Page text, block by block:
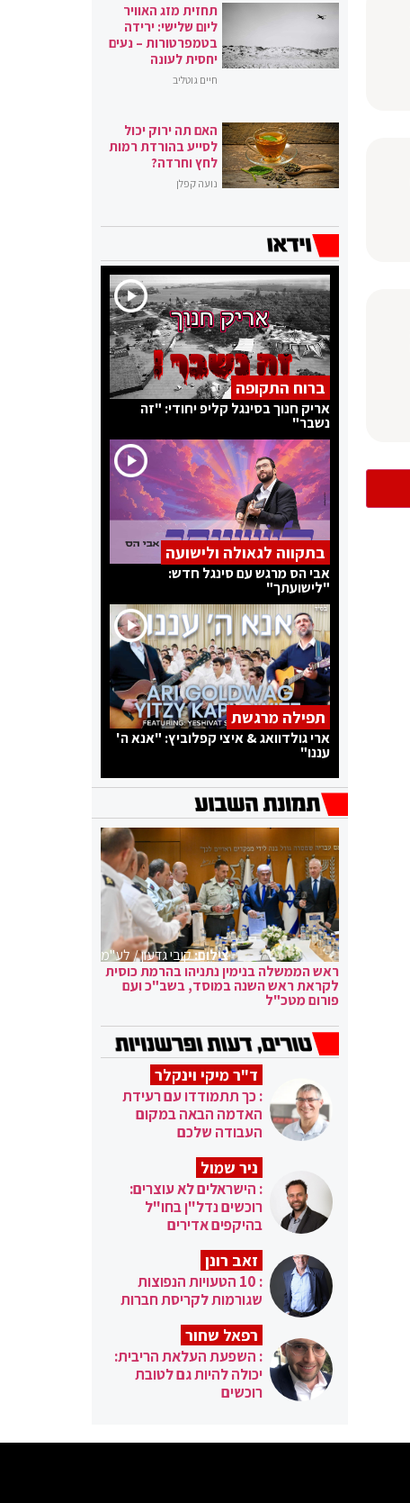
תחזית מזג האוויר
ליום שלישי: ירידה
בטמפרטורות – נעים
יחסית לעונה
חיים גוטליב
האם תה ירוק יכול
לסייע בהורדת רמות
לחץ וחרדה?
נועה קפלן
ברוח התקופה
אריק חנוך בסינגל קליפ יחודי: "זה
נשבר"
בתקווה לגאולה ולישועה
אבי הס מרגש עם סינגל חדש:
"לישועתך"
תפילה מרגשת
ארי גולדוואג & איצי קפלוביץ: "אנא ה'
עננו"
צילום:קובי גדעון / לע"מ
ראש הממשלה בנימין נתניהו בהרמת כוסית
לקראת ראש השנה במוסד, בשב"כ ועם
פורום מטכ"ל
ד"ר מיקי וינקלר
: כך תתמודדו עם רעידת
האדמה הבאה במקום
העבודה שלכם
ניר שמול
: הישראלים לא עוצרים:
רוכשים נדל"ן בחו"ל
בהיקפים אדירים
זאב רונן
: 10 הטעויות הנפוצות
שגורמות לקריסת חברות
רפאל שחור
: השפעת העלאת הריבית:
יכולה להיות גם לטובת
רוכשים